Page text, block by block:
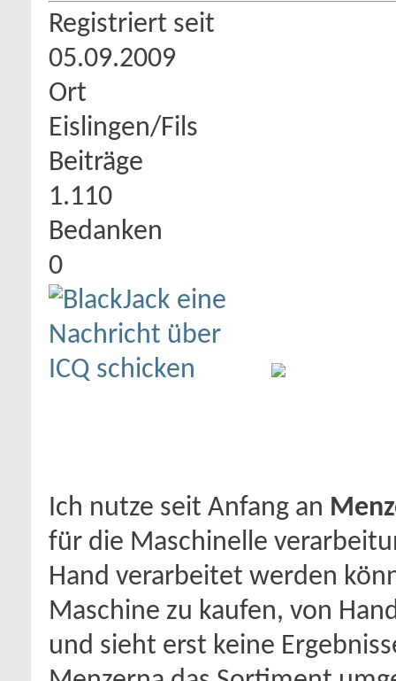
Registriert seit
05.09.2009
Ort
Eislingen/Fils
Beiträge
1.110
Bedanken
0
Ich nutze seit Anfang an
für die Maschinelle
Hand verarbeitet werden
Maschine zu kaufen, von
und sieht erst keine